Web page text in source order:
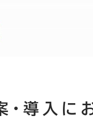
導入に